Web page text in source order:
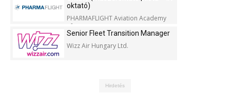
oktató)
PHARMAFLIGHT Aviation Academy
Kft.
Senior Fleet Transition Manager
Wizz Air Hungary Ltd.
Hirdetés